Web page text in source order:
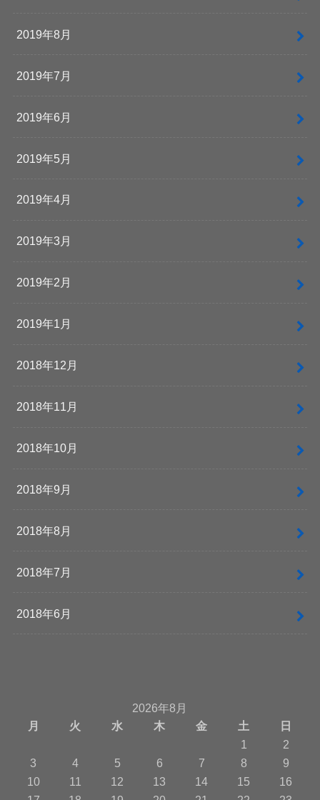
2019年8月
2019年7月
2019年6月
2019年5月
2019年4月
2019年3月
2019年2月
2019年1月
2018年12月
2018年11月
2018年10月
2018年9月
2018年8月
2018年7月
2018年6月
2026年8月
月
火 水 木 金 土
日
1
2
3
4 5 6 7 8
9
10
11 12 13 14 15
16